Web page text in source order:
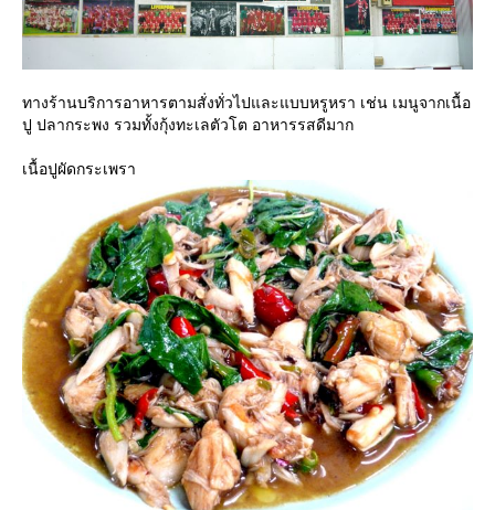
ทางร้านบริการอาหารตามสั่งทั่วไปและแบบหรูหรา เช่น เมนูจากเนื้อ
ปู ปลากระพง รวมทั้งกุ้งทะเลตัวโต อาหารรสดีมาก
เนื้อปูผัดกระเพรา